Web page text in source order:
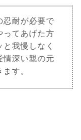
忍耐が必要で
ってあげた方
我慢しなく
情深い親の元
す。